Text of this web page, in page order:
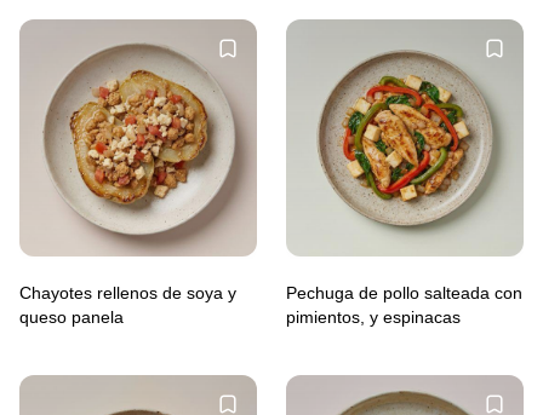
Chayotes rellenos de soya y
queso panela
Pechuga de pollo salteada con
pimientos, y espinacas